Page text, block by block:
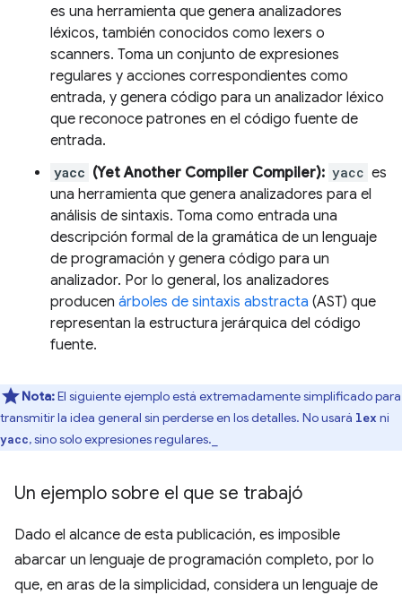
es una herramienta que genera analizadores
léxicos, también conocidos como lexers o
scanners. Toma un conjunto de expresiones
regulares y acciones correspondientes como
entrada, y genera código para un analizador léxico
que reconoce patrones en el código fuente de
entrada.
yacc (Yet Another Compiler Compiler): yacc es
una herramienta que genera analizadores para el
análisis de sintaxis. Toma como entrada una
descripción formal de la gramática de un lenguaje
de programación y genera código para un
analizador. Por lo general, los analizadores
producen árboles de sintaxis abstracta (AST) que
representan la estructura jerárquica del código
fuente.
Nota:El siguiente ejemplo está extremadamente simplificado para
transmitir la idea general sin perderse en los detalles. No usará lex ni
yacc, sino solo expresiones regulares._
Un ejemplo sobre el que se trabajó
Dado el alcance de esta publicación, es imposible
abarcar un lenguaje de programación completo, por lo
que, en aras de la simplicidad, considera un lenguaje de